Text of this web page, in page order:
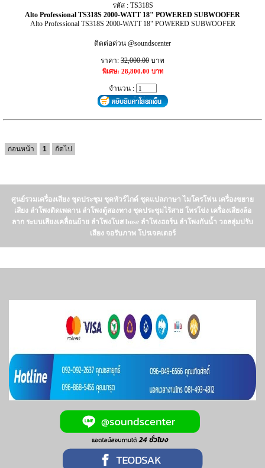
รหัส : TS318S
Alto Professional TS318S 2000-WATT 18" POWERED SUBWOOFER
Alto Professional TS318S 2000-WATT 18" POWERED SUBWOOFER
ติดต่อด่วน @soundscenter
ราคา: 32,000.00 บาท
พิเศษ: 28,800.00 บาท
จำนวน :
ก่อนหน้า 1 ถัดไป
ศูนย์รวมเครื่องเสียง ชุดประชุม ชุดทัวร์ไกด์ ชุดแปลภาษา ไมโครโฟน เครื่องขยาย
เสียง ลำโพงติดเพดาน ลำโพงตู้สองทาง ชุดประชุมไร้สาย โทรโข่ง เครื่องเสียงล้อ
ลาก ระบบเสียงเคลื่อนย้าย ลำโพงโบส bose ลำโพงฮอร์น ลำโพงกันน้ำ วอลลุ่มปรับ
เสียง จอรับภาพ โปรเจคเตอร์